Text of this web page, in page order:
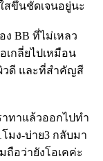
สขึ้นชัดเจนอยู่นะ
ง BB ที่ไม่เหลว
เกลี่ยไปเหมือน
วดี และที่สำคัญสี
าทาแล้วออกไปทำ
มง-บ่าย3 กลับมา
อว่ายังโอเคค่ะ